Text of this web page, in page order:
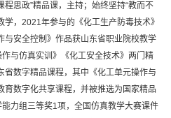
思政”精品课，主持；始终坚持“教而不
，2021年参与的《化工生产防毒技术》
安全控制》作品获山东省职业院校教学
与仿真实训》《化工安全技术》两门精
数字精品课程，其中《化工单元操作与
数字化共享课程，并被推选为国家精品
力组三等奖1项，全国仿真教学大赛课件